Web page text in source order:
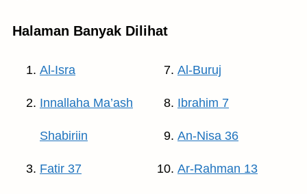
Halaman Banyak Dilihat
Al-Isra
Innallaha Ma’ash
Shabiriin
Fatir 37
Al-Buruj
Ibrahim 7
An-Nisa 36
Ar-Rahman 13